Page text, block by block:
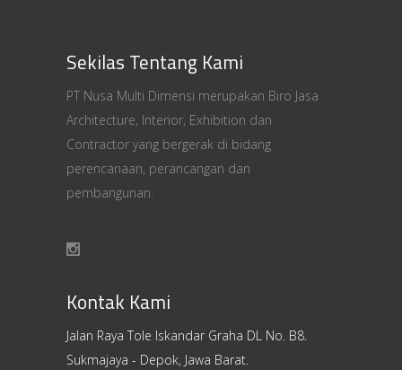
Sekilas Tentang Kami
PT Nusa Multi Dimensi merupakan Biro Jasa
Architecture, Interior, Exhibition dan
Contractor yang bergerak di bidang
perencanaan, perancangan dan
pembangunan.
Kontak Kami
Jalan Raya Tole Iskandar Graha DL No. B8.
Sukmajaya - Depok, Jawa Barat.